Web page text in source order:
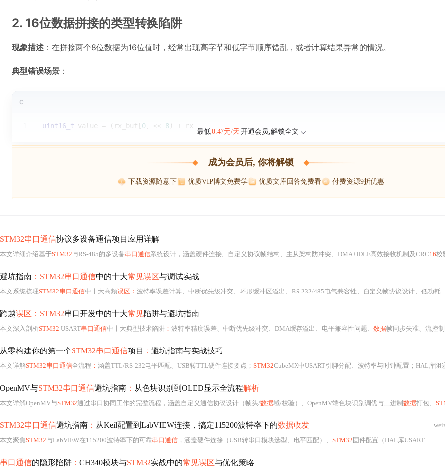
2. 16位数据拼接的类型转换陷阱
现象描述 ：在拼接两个8位数据为16位值时，经常出现高字节和低字节顺序错乱，或者计算结果异常的情况。
典型错误场景 ：
C
uint16_t value = (rx_buf[0 ] << 8 ) + rx
最低0.47元/天 开通会员,解锁全文
成为会员后, 你将解锁
下载资源随意下 优质VIP博文免费学 优质文库回答免费看 付费资源9折优惠
STM32串口通信协议多设备通信项目应用详解
本文详细介绍基于STM32与RS-485的多设备串口通信系统设计，涵盖硬件连接、自定义协议帧结构、主从架构防冲突、DMA+IDLE高效接收机制及CRC16校验方法。重点解决工业现
避坑指南 ：STM32串口通信中的十大常见误区与调试实战
本文系统梳理STM32串口通信中十大高频误区： 波特率误差计算、中断优先级冲突、环形缓冲区溢出、RS-232/485电气兼容性、自定义帧协议设计、低功耗唤醒后USART重初始化、多机地址仲裁、DMA与中断协同优化、逻辑分析仪辅助调试、HAL驱动可移植封装。聚焦嵌入式底层开发痛点，提供误差阈值判断、水印标记、状态机调试、LPUART选型等工程化方案。
跨越误区：STM32串口开发中的十大常见陷阱与避坑指南
本文深入剖析STM32 USART串口通信中十大典型技术陷阱 ： 波特率精度误差、中断优先级冲突、DMA缓存溢出、电平兼容性问题、 数据帧同步失准、流控制配置失误、电源噪声干扰
从零构建你的第一个STM32串口通信项目 ： 避坑指南与实战技巧
本文详解STM32串口通信全流程 ： 涵盖TTL/RS-232电平匹配、USB转TTL硬件连接要点； STM32CubeMX中USART引脚分配、波特率与时钟配置；HAL库阻塞/中
OpenMV与STM32串口通信避坑指南 ： 从色块识别到OLED显示全流程解析
本文详解OpenMV与STM32通过串口协同工作的完整流程，涵盖自定义通信协议设计（帧头/数据域/校验）、OpenMV端色块识别调优与二进制 数据打包、
STM32串口通信避坑指南 ： 从Keil配置到LabVIEW连接，搞定115200波特率下的数据收发
本文聚焦STM32与LabVIEW在115200波特率下的可靠串口通信 ，涵盖硬件连接（USB转串口模块选型、电平匹配）、 STM32 固件配置（HAL库USART初始化、DMA/中断策略）、LabVIEW端VISA参数精确匹配与帧
串口通信的隐形陷阱 ： CH340模块与STM32实战中的常见误区与优化策略